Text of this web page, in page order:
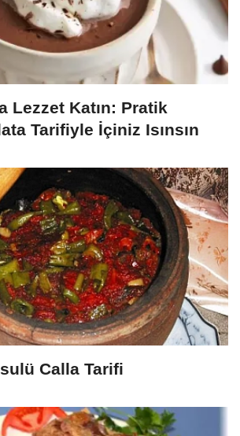
Lezzet Katın: Pratik
Tarifiyle İçiniz Isınsın
Calla Tarifi